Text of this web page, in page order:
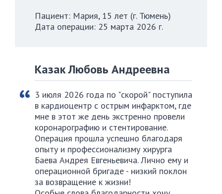
Пациент: Мария, 15 лет (г. Тюмень)
Дата операции: 25 марта 2026 г.
Казак Любовь Андреевна
3 июля 2026 года по "скорой" поступила
в кардиоцентр с острым инфарктом, где
мне в этот же день экстренно провели
коронарографию и стентирование.
Операция прошла успешно благодаря
опыту и профессионализму хирурга
Баева Андрея Евгеньевича. Лично ему и
операционной бригаде - низкий поклон
за возвращение к жизни!